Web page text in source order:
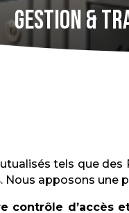
Gestion &
tels que des
. Nous apposons une
contrôle d’accès